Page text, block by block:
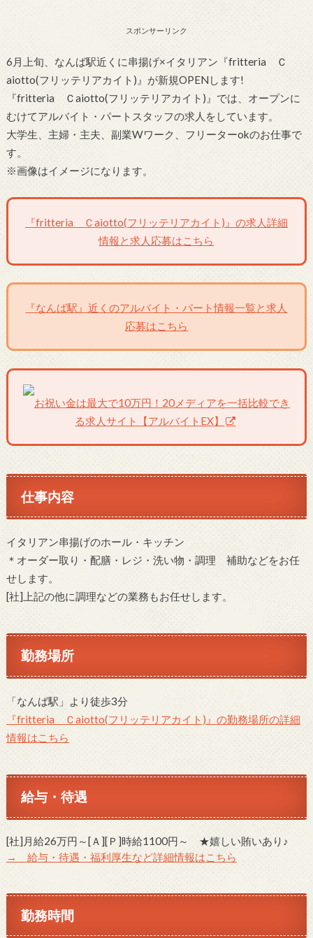
スポンサーリンク
6月上旬、なんば駅近くに串揚げ×イタリアン『fritteria Ｃ
aiotto(フリッテリアカイト)』が新規OPENします!
『fritteria Ｃaiotto(フリッテリアカイト)』では、オープンに
むけてアルバイト・パートスタッフの求人をしています。
大学生、主婦・主夫、副業Wワーク、フリーターokのお仕事で
す。
※画像はイメージになります。
『fritteria Ｃaiotto(フリッテリアカイト)』の求人詳細
情報と求人応募はこちら
『なんば駅』近くのアルバイト・パート情報一覧と求人
応募はこちら
お祝い金は最大で10万円！20メディアを一括比較でき
る求人サイト【アルバイトEX】
仕事内容
イタリアン串揚げのホール・キッチン
＊オーダー取り・配膳・レジ・洗い物・調理 補助などをお任
せします。
[社]上記の他に調理などの業務もお任せします。
勤務場所
「なんば駅」より徒歩3分
『fritteria Ｃaiotto(フリッテリアカイト)』の勤務場所の詳細
情報はこちら
給与・待遇
[社]月給26万円～[Ａ][Ｐ]時給1100円～ ★嬉しい賄いあり♪
→ 給与・待遇・福利厚生など詳細情報はこちら
勤務時間